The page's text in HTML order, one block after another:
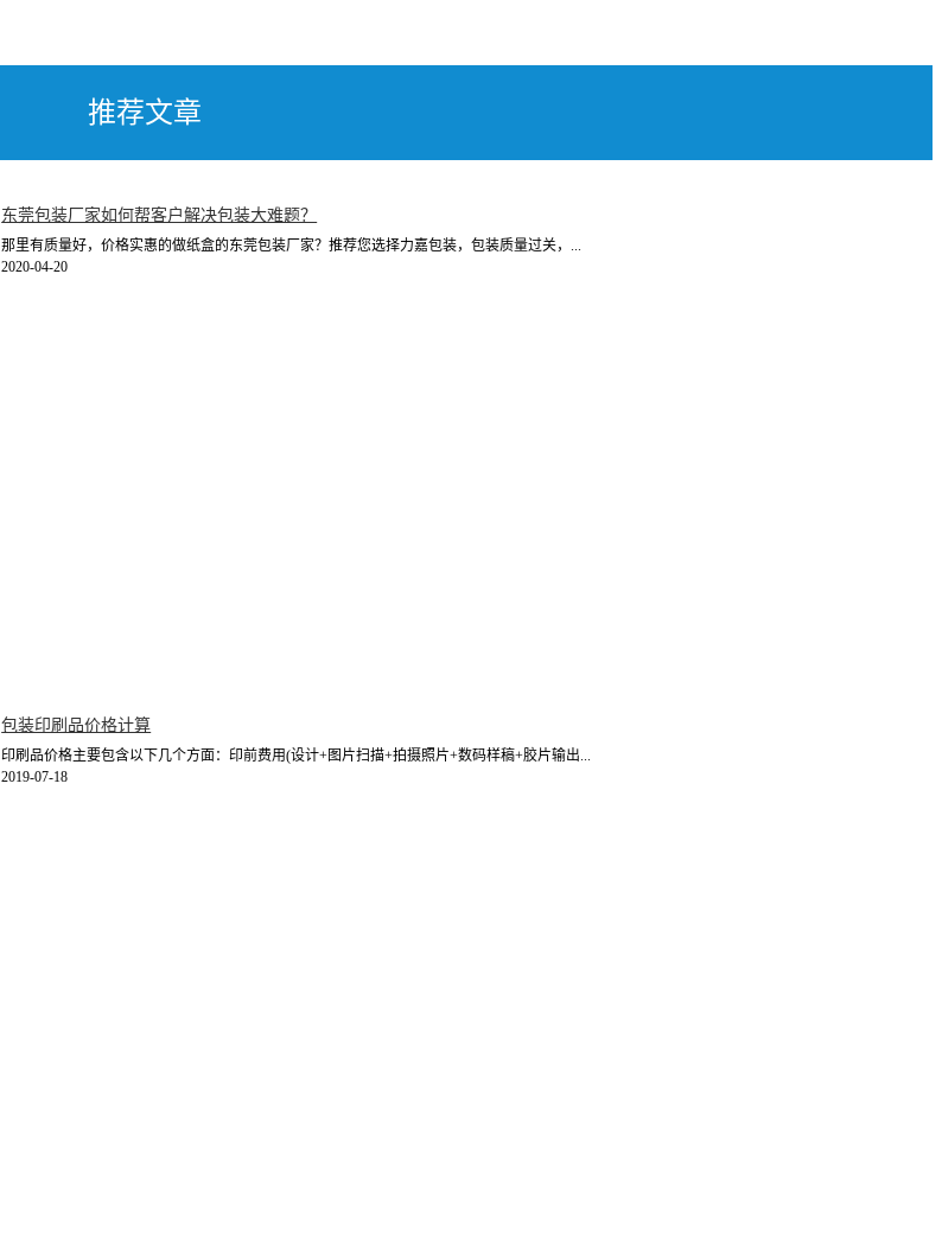
推荐文章
东莞包装厂家如何帮客户解决包装大难题？
那里有质量好，价格实惠的做纸盒的东莞包装厂家？推荐您选择力嘉包装，包装质量过关，...
2020-04-20
包装印刷品价格计算
印刷品价格主要包含以下几个方面：印前费用(设计+图片扫描+拍摄照片+数码样稿+胶片输出...
2019-07-18